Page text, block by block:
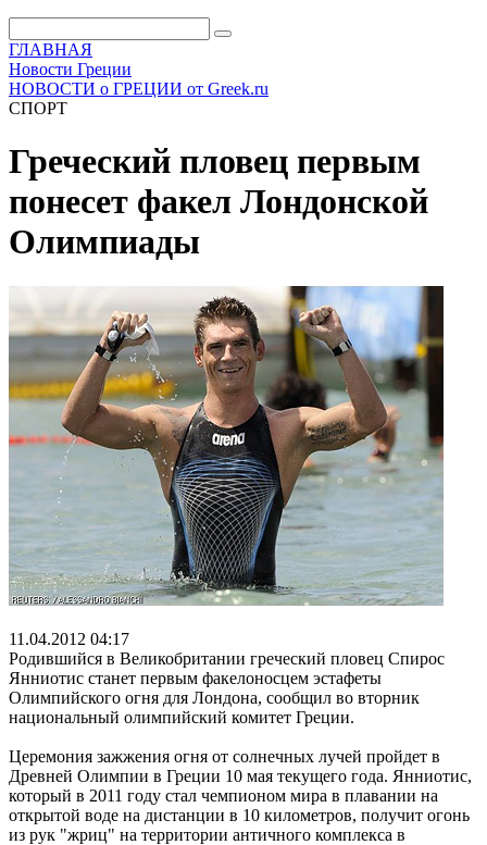
ГЛАВНАЯ
Новости Греции
НОВОСТИ о ГРЕЦИИ от Greek.ru
СПОРТ
Греческий пловец первым
понесет факел Лондонской
Олимпиады
11.04.2012 04:17
Родившийся в Великобритании греческий пловец Спирос
Янниотис станет первым факелоносцем эстафеты
Олимпийского огня для Лондона, сообщил во вторник
национальный олимпийский комитет Греции.
Церемония зажжения огня от солнечных лучей пройдет в
Древней Олимпии в Греции 10 мая текущего года. Янниотис,
который в 2011 году стал чемпионом мира в плавании на
открытой воде на дистанции в 10 километров, получит огонь
из рук "жриц" на территории античного комплекса в